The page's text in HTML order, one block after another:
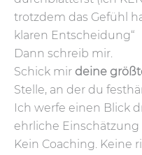
trotzdem das Gefühl
klaren Entscheidung“
Dann schreib mir.
Schick mir deine
Stelle, an der du
Ich werfe einen Blick
ehrliche Einschätzung
Kein Coaching. Keine